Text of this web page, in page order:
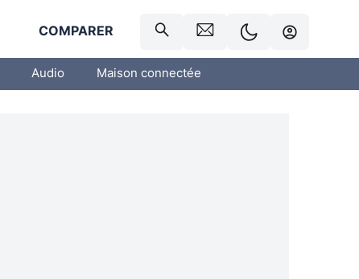
COMPARER
Audio Maison connectée